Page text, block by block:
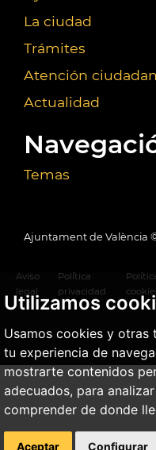
Utilizamos
Usamos cookies y otras
tu experiencia de
mostrarte contenidos
adecuados, para
comprender de donde
Aceptar Configurar
La ciudad
Trámites
Atención
Actualidad
Temas
Ajuntament de València
Aviso
legal
Política
privacidad